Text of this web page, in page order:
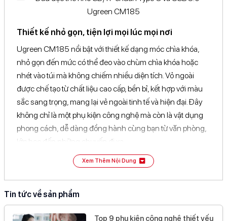
Thiết kế nhỏ gọn, tiện lợi mọi lúc mọi nơi
Ugreen CM185 nổi bật với thiết kế dạng móc chìa khóa,
nhỏ gọn đến mức có thể đeo vào chùm chìa khóa hoặc
nhét vào túi mà không chiếm nhiều diện tích. Vỏ ngoài
được chế tạo từ chất liệu cao cấp, bền bỉ, kết hợp với màu
sắc sang trọng, mang lại vẻ ngoài tinh tế và hiện đại. Đây
không chỉ là một phụ kiện công nghệ mà còn là vật dụng
phong cách, dễ dàng đồng hành cùng bạn từ văn phòng,
lớp học đến những chuyến đi xa.
Hiệu suất truyền dữ liệu nhanh chóng
Được trang bị chuẩn USB 3.0 và USB Type-C, Ugreen
Xem Thêm Nội Dung
Tin tức về sản phẩm
Top 9 phụ kiện công nghệ thiết yếu